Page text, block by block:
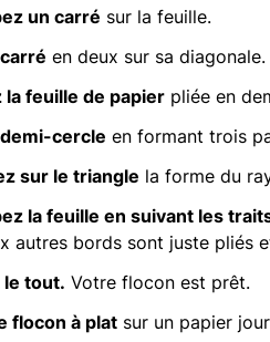
un carré sur la feuille.
en deux sur sa diagonale.
la feuille de papierpliée en
cercle en formant trois
sur le triangle la forme du
la feuille en suivant les
autres bords sont juste pliés
le tout. Votre flocon est prêt.
flocon à platsur un papier